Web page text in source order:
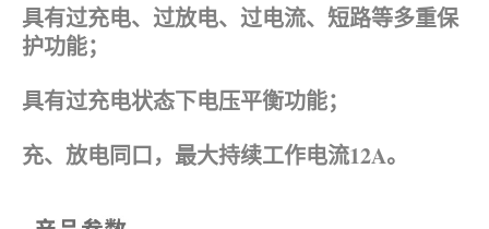
具有过充电、过放电、过电流、短路等多重保
护功能；
具有过充电状态下电压平衡功能；
充、放电同口，最大持续工作电流12A。